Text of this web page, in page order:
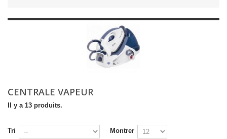
CENTRALE VAPEUR
Il y a 13 produits.
Tri
Montrer